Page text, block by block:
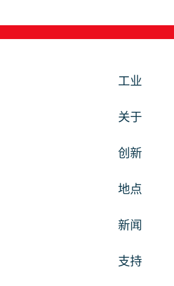
工业
关于
创新
地点
新闻
支持